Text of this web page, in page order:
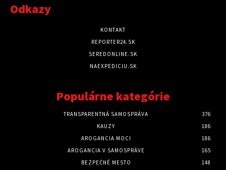
Odkazy
KONTAKT
REPORTER24.SK
SEREDONLINE.SK
NAEXPEDICIU.SK
Populárne kategórie
TRANSPARENTNÁ SAMOSPRÁVA
376
KAUZY
186
AROGANCIA MOCI
186
AROGANCIA V SAMOSPRÁVE
165
BEZPEČNÉ MESTO
148